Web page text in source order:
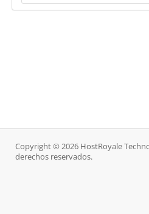
Copyright © 2026 HostRoyale
derechos reservados.